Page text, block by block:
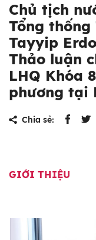
Chủ tịch
Tổng thống
Tayyip
Thảo luận
LHQ Khóa
phương tại
Chia sẻ:
GIỚI THIỆU